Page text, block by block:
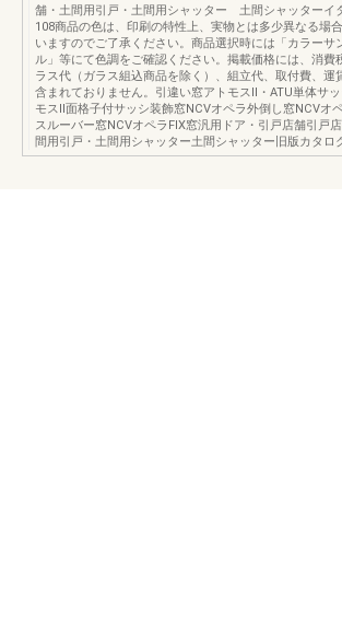
舗・土間用引戸・土間用シャッター 土間シャッターイ
108商品の色は、印刷の特性上、実物とは多少異なる場
いますのでご了承ください。商品選択時には「カラーサ
ル」等にて色調をご確認ください。掲載価格には、消費
ラス代（ガラス組込商品を除く）、組立代、取付費、運
含まれておりません。引違い窓アトモスⅡ・ATU単体サッ
モスⅡ面格子付サッシ装飾窓NCVオペラ外倒し窓NCVオ
スルーバー窓NCVオペラFIX窓汎用ドア・引戸店舗引戸
間用引戸・土間用シャッター土間シャッター旧版カタロ